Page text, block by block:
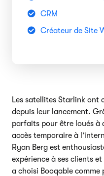
CRM
Créateur de Site
Les satellites Starlink ont
depuis leur lancement.
parfaits pour être loués à
accès temporaire à
Ryan Berg est
expérience à ses clients et
a choisi Booqable